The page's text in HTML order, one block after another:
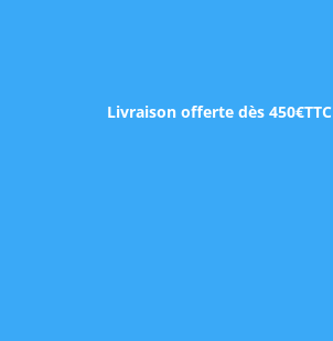
Livraison offerte dès 450€TTC